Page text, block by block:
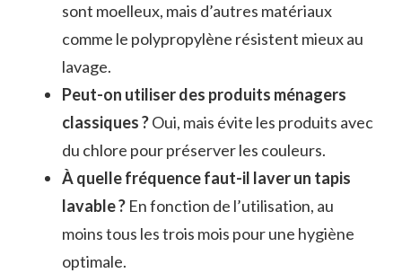
sont moelleux, mais d’autres matériaux
comme le polypropylène résistent mieux au
lavage.
Peut-on utiliser des produits ménagers
classiques ?Oui, mais évite les produits avec
du chlore pour préserver les couleurs.
À quelle fréquence faut-il laver un tapis
lavable ? En fonction de l’utilisation, au
moins tous les trois mois pour une hygiène
optimale.